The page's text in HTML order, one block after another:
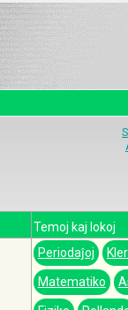
Temoj kaj lokoj
Periodaĵoj
Matematiko